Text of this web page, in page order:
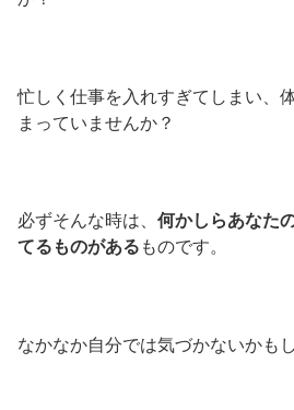
忙しく仕事を入れすぎてしまい、
まっていませんか？
必ずそんな時は、 何かしらあなた
てるものがある ものです。
なかなか自分では気づかないかも